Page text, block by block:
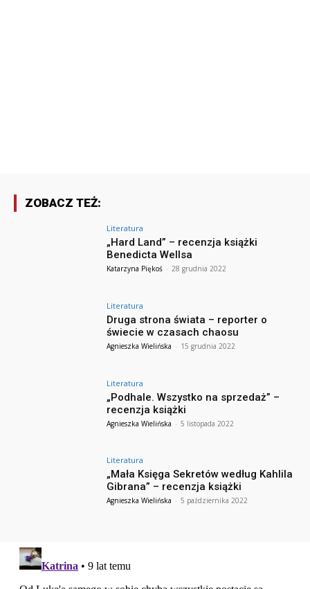
ZOBACZ TEŻ:
Literatura
„Hard Land” – recenzja książki
Benedicta Wellsa
Katarzyna Piękoś - 28 grudnia 2022
Literatura
Druga strona świata – reporter o
świecie w czasach chaosu
Agnieszka Wielińska - 15 grudnia 2022
Literatura
„Podhale. Wszystko na sprzedaż” –
recenzja książki
Agnieszka Wielińska - 5 listopada 2022
Literatura
„Mała Księga Sekretów według Kahlila
Gibrana” – recenzja książki
Agnieszka Wielińska - 5 października 2022